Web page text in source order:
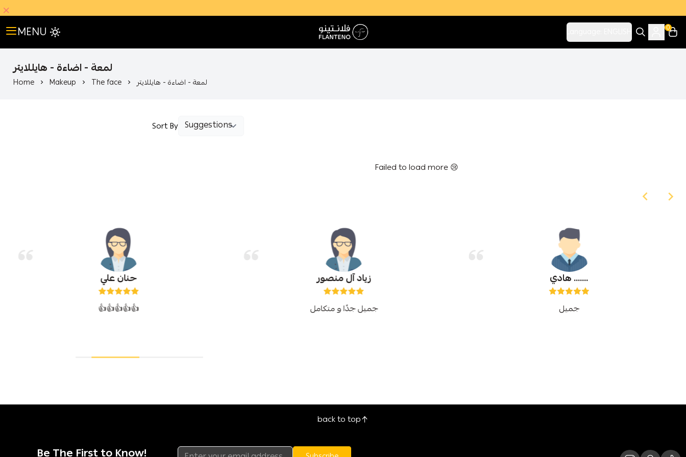
MENU فلانتينو اكبر صالة عرض اقتصادية بالجملة
0
لمعة - اضاءة - هايللايتر
Home Makeup The face لمعة - اضاءة - هايللايتر
Sort By
Failed to load more 😢
حنان علي
👍👍👍👍👍
زياد آل منصور
جميل جدًا و متكامل
هادي .......
جميل
back to top
Be The First to Know!